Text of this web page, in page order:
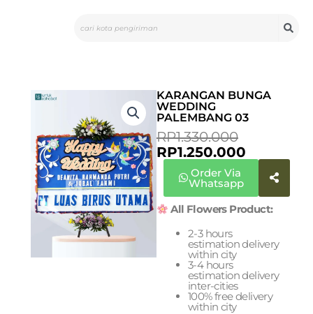
KARANGAN BUNGA
WEDDING
PALEMBANG 03
RP1.330.000
PRICE
RP1.250.000
Order Via
Whatsapp
All Flowers Product:
2-3 hours
estimation delivery
within city
3-4 hours
estimation delivery
inter-cities
100% free delivery
within city